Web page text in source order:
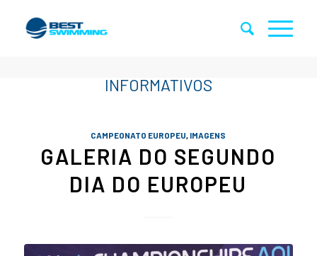
CAMPEONATO EUROPEU, IMAGENS
GALERIA DO SEGUNDO
DIA DO EUROPEU